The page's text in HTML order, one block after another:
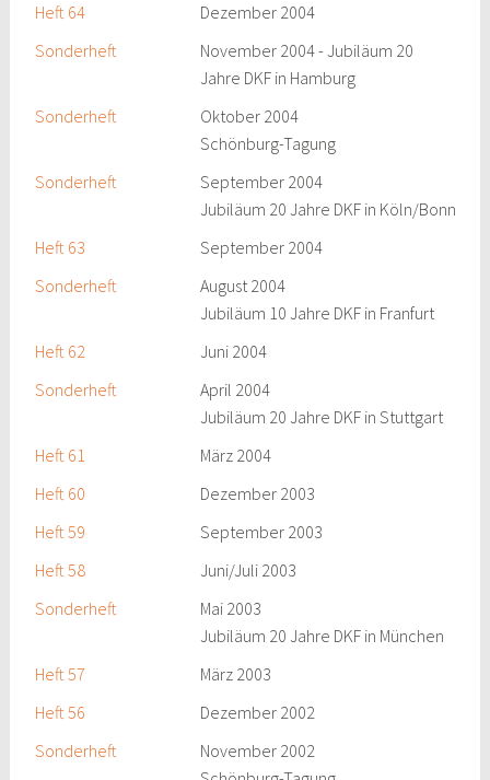
Heft 64
Dezember 2004
Sonderheft
November 2004 - Jubiläum 20
Jahre DKF in Hamburg
Sonderheft
Oktober 2004
Schönburg-Tagung
Sonderheft
September 2004
Jubiläum 20 Jahre DKF in Köln/Bonn
Heft 63
September 2004
Sonderheft
August 2004
Jubiläum 10 Jahre DKF in Franfurt
Heft 62
Juni 2004
Sonderheft
April 2004
Jubiläum 20 Jahre DKF in Stuttgart
Heft 61
März 2004
Heft 60
Dezember 2003
Heft 59
September 2003
Heft 58
Juni/Juli 2003
Sonderheft
Mai 2003
Jubiläum 20 Jahre DKF in München
Heft 57
März 2003
Heft 56
Dezember 2002
Sonderheft
November 2002